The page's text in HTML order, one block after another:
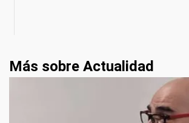
Más sobre Actualidad